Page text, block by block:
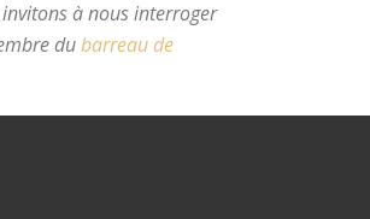
à nous interroger
dubarreau de